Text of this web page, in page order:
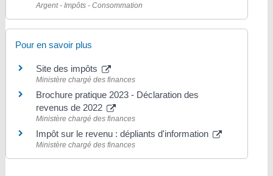
Argent - Impôts - Consommation
Pour en savoir plus
Site des impôts
Ministère chargé des finances
Brochure pratique 2023 - Déclaration des
revenus de 2022
Ministère chargé des finances
Impôt sur le revenu : dépliants d'information
Ministère chargé des finances